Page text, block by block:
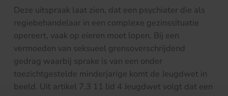
Deze uitspraak laat zien, dat een psychiater die als
regiebehandelaar in een complexe gezinssituatie
opereert, vaak op eieren moet lopen. Bij een
vermoeden van seksueel grensoverschrijdend
gedrag waarbij sprake is van een onder
toezichtgestelde minderjarige komt de Jeugdwet in
beeld. Uit artikel 7.3 11 lid 4 Jeugdwet volgt dat een